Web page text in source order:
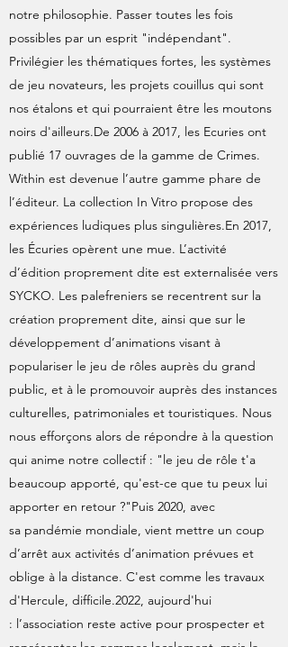
notre philosophie. Passer toutes les fois
possibles par un esprit "indépendant".
Privilégier les thématiques fortes, les systèmes
de jeu novateurs, les projets couillus qui sont
nos étalons et qui pourraient être les moutons
noirs d'ailleurs.De 2006 à 2017, les Ecuries ont
publié 17 ouvrages de la gamme de Crimes.
Within est devenue l’autre gamme phare de
l’éditeur. La collection In Vitro propose des
expériences ludiques plus singulières.En 2017,
les Écuries opèrent une mue. L’activité
d’édition proprement dite est externalisée vers
SYCKO. Les palefreniers se recentrent sur la
création proprement dite, ainsi que sur le
développement d’animations visant à
populariser le jeu de rôles auprès du grand
public, et à le promouvoir auprès des instances
culturelles, patrimoniales et touristiques. Nous
nous efforçons alors de répondre à la question
qui anime notre collectif : "le jeu de rôle t'a
beaucoup apporté, qu'est-ce que tu peux lui
apporter en retour ?"Puis 2020, avec
sa pandémie mondiale, vient mettre un coup
d’arrêt aux activités d’animation prévues et
oblige à la distance. C'est comme les travaux
d'Hercule, difficile.2022, aujourd'hui
: l’association reste active pour prospecter et